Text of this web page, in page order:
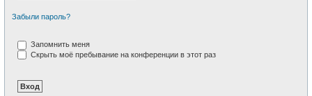
Забыли пароль?
Запомнить меня
Скрыть моё пребывание на конференции в этот раз